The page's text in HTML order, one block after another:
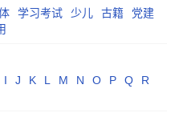
学习考试 少儿 古籍
党建
I J K L M N O P Q
R